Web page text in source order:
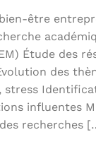
bien-être
Étude des
des
stress
influentes
recherches